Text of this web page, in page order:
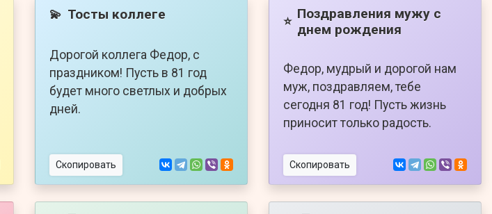
💫 Тосты коллеге
Дорогой коллега Федор, с
праздником! Пусть в 81 год
будет много светлых и добрых
дней.
Скопировать
⭐ Поздравления мужу с
днем рождения
Федор, мудрый и дорогой нам
муж, поздравляем, тебе
сегодня 81 год! Пусть жизнь
приносит только радость.
Скопировать